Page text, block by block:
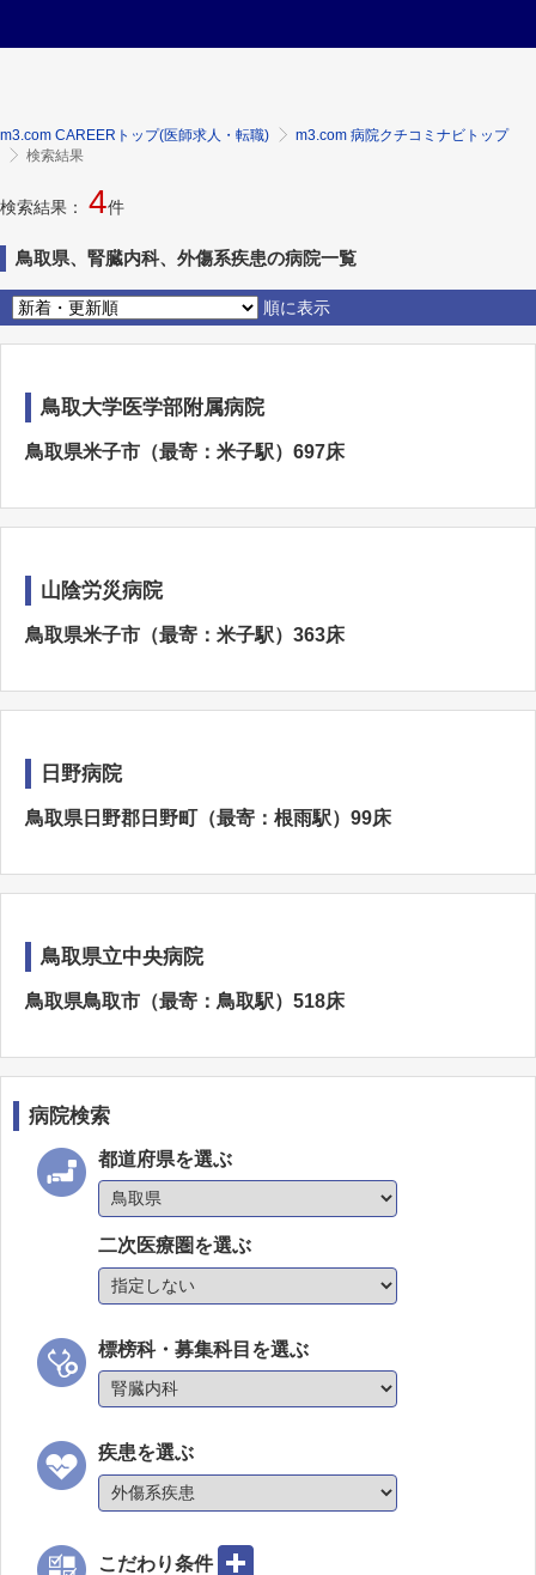
m3.com CAREERトップ(医師求人・転職)
m3.com 病院クチコミナビトップ
検索結果
検索結果： 4件
鳥取県、腎臓内科、外傷系疾患の病院一覧
順に表示
鳥取大学医学部附属病院
鳥取県米子市（最寄：米子駅）697床
山陰労災病院
鳥取県米子市（最寄：米子駅）363床
日野病院
鳥取県日野郡日野町（最寄：根雨駅）99床
鳥取県立中央病院
鳥取県鳥取市（最寄：鳥取駅）518床
病院検索
都道府県を選ぶ
二次医療圏を選ぶ
標榜科・募集科目を選ぶ
疾患を選ぶ
こだわり条件